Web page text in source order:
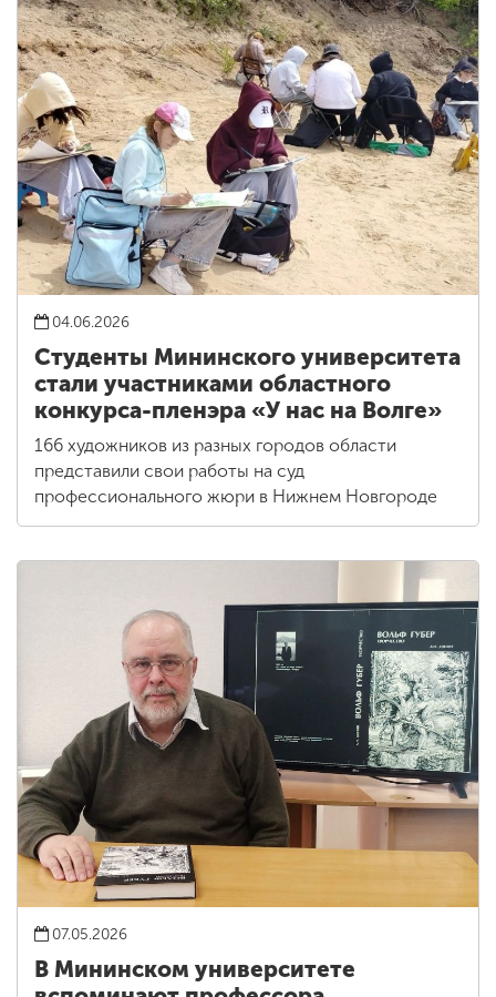
04.06.2026
Студенты Мининского университета
стали участниками областного
конкурса-пленэра «У нас на Волге»
166 художников из разных городов области
представили свои работы на суд
профессионального жюри в Нижнем Новгороде
07.05.2026
В Мининском университете